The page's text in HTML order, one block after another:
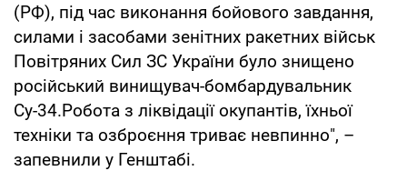
(РФ), під час виконання бойового завдання,
силами і засобами зенітних ракетних військ
Повітряних Сил ЗС України було знищено
російський винищувач-бомбардувальник
Су-34.Робота з ліквідації окупантів, їхньої
техніки та озброєння триває невпинно", –
запевнили у Генштабі.